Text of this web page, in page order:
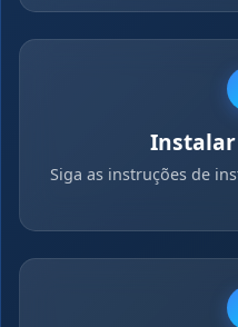
Siga as instruções de